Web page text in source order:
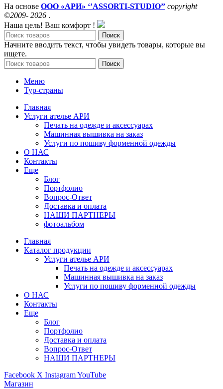
На основе ООО «АРИ» ‘’ASSORTI-STUDIO’’ copyright
©2009- 2026 .
Наша цель! Ваш комфорт !
Поиск
Начните вводить текст, чтобы увидеть товары, которые вы
ищете.
Поиск
Меню
Тур-страны
Главная
Услуги ателье АРИ
Печать на одежде и аксессуарах
Машинная вышивка на заказ
Услуги по пошиву форменной одежды
О НАС
Контакты
Еще
Блог
Портфолио
Вопрос-Ответ
Доставка и оплата
НАШИ ПАРТНЕРЫ
фотоальбом
Главная
Каталог продукции
Услуги ателье АРИ
Печать на одежде и аксессуарах
Машинная вышивка на заказ
Услуги по пошиву форменной одежды
О НАС
Контакты
Еще
Блог
Портфолио
Доставка и оплата
Вопрос-Ответ
НАШИ ПАРТНЕРЫ
Facebook X InstagramYouTube
Магазин